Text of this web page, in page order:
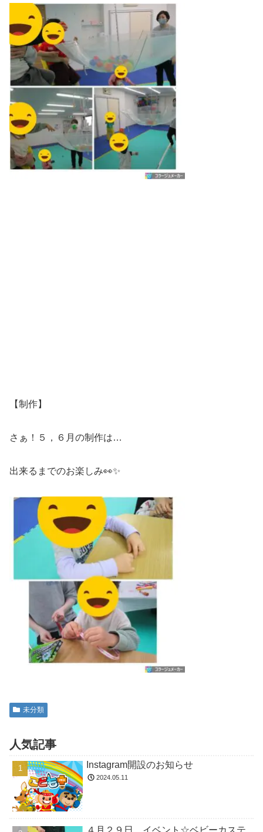
【制作】
さぁ！５，６月の制作は…
出来るまでのお楽しみ👀✨
未分類
人気記事
Instagram開設のお知らせ
2024.05.11
４月２９日 イベント☆ベビーカステ